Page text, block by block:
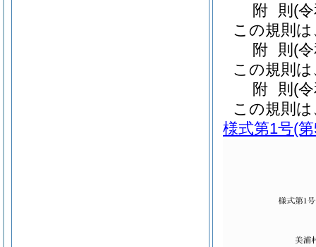
附 則 (
この規則
附 則 (
この規則
附 則 (
この規則
様式第1号(